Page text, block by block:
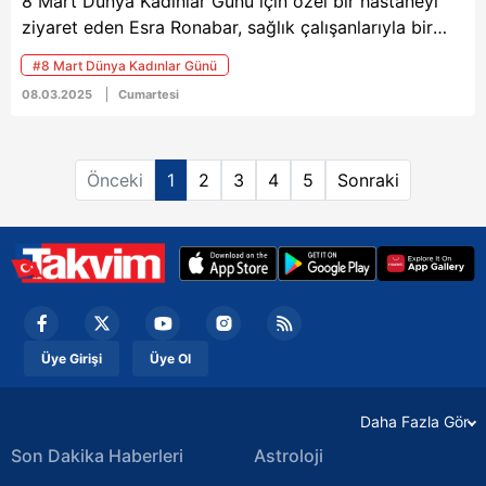
ziyaret eden Esra Ronabar, sağlık çalışanlarıyla bir
araya geldi. Ronabar, kadın hastalara çiçek hediye
etti.
#8 Mart Dünya Kadınlar Günü
08.03.2025 Cumartesi
Önceki 1 2 3 4 5 Sonraki
Üye Girişi Üye Ol
Daha Fazla Gör
Son Dakika Haberleri Astroloji